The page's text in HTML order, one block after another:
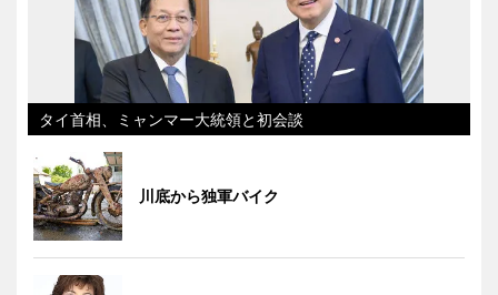
タイ首相、ミャンマー大統領と初会談
川底から独軍バイク